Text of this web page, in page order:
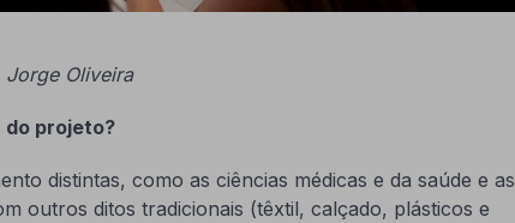
Jorge Oliveira
do projeto?
distintas, como as ciências médicas e da saúde e as
outros ditos tradicionais (têxtil, calçado, plásticos e